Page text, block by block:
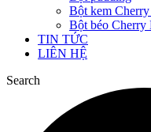
Bột kem
Bột béo Cherry
TIN TỨC
LIÊN HỆ
Search